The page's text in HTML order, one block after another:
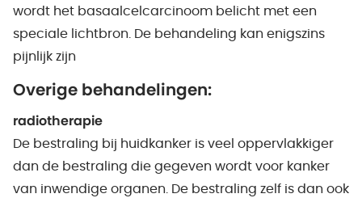
wordt het basaalcelcarcinoom belicht met een
speciale lichtbron. De behandeling kan enigszins
pijnlijk zijn
Overige behandelingen:
radiotherapie
De bestraling bij huidkanker is veel oppervlakkiger
dan de bestraling die gegeven wordt voor kanker
van inwendige organen. De bestraling zelf is dan ook